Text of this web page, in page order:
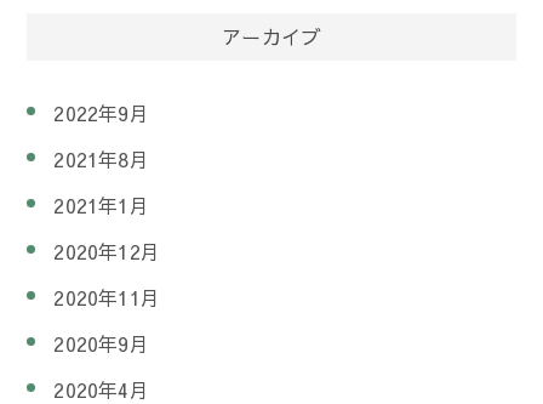
アーカイブ
2022年9月
2021年8月
2021年1月
2020年12月
2020年11月
2020年9月
2020年4月